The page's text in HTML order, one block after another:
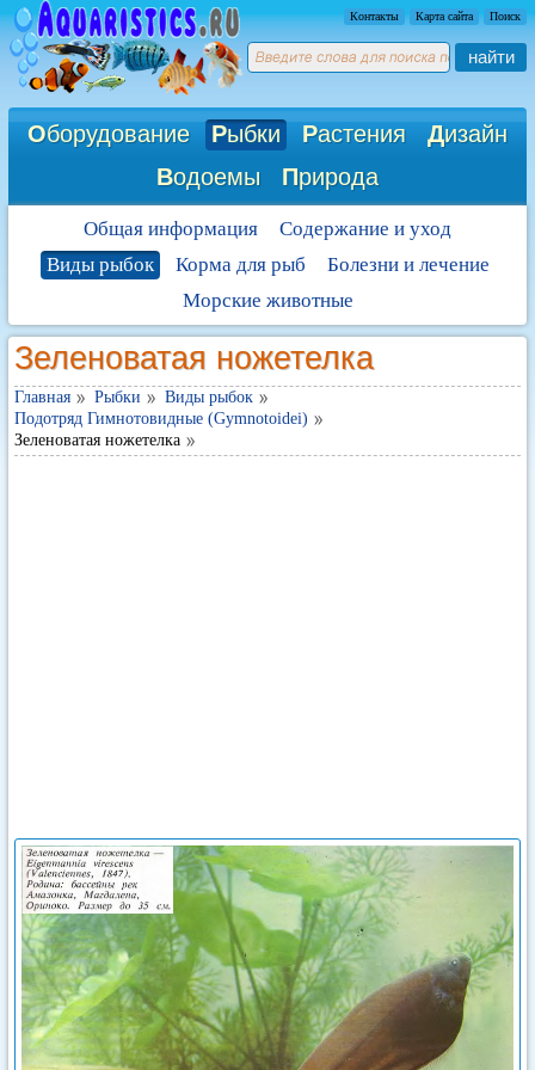
Контакты Карта сайта Поиск
найти
Оборудование Рыбки Растения Дизайн
Водоемы Природа
Общая информация
Содержание и уход
Виды рыбок
Корма для рыб
Болезни и лечение
Морские животные
Зеленоватая ножетелка
Главная Рыбки
Виды рыбок
Подотряд Гимнотовидные (Gymnotoidei)
Зеленоватая ножетелка